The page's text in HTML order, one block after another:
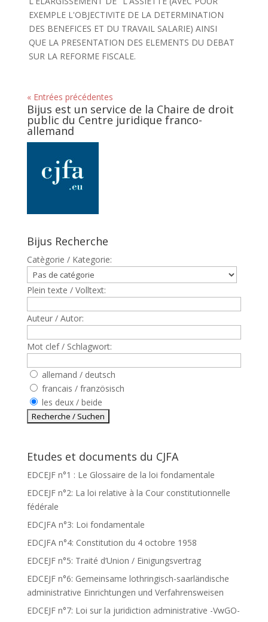
EXEMPLE L'OBJECTIVITE DE LA DETERMINATION
DES BENEFICES ET DU TRAVAIL SALARIE) AINSI
QUE LA PRESENTATION DES ELEMENTS DU DEBAT
SUR LA REFORME FISCALE.
« Entrées précédentes
Bijus est un service de la Chaire de droit
public du Centre juridique franco-
allemand
Bijus Recherche
Catègorie / Kategorie:
Plein texte / Volltext:
Auteur / Autor:
Mot clef / Schlagwort:
allemand / deutsch
francais / französisch
les deux / beide
Etudes et documents du CJFA
EDCEJF n°1 : Le Glossaire de la loi fondamentale
EDCEJF n°2: La loi relative à la Cour constitutionnelle
fédérale
EDCJFA n°3: Loi fondamentale
EDCJFA n°4: Constitution du 4 octobre 1958
EDCEJF n°5: Traité d’Union / Einigungsvertrag
EDCEJF n°6: Gemeinsame lothringisch-saarländische
administrative Einrichtungen und Verfahrensweisen
EDCEJF n°7: Loi sur la juridiction administrative -VwGO-